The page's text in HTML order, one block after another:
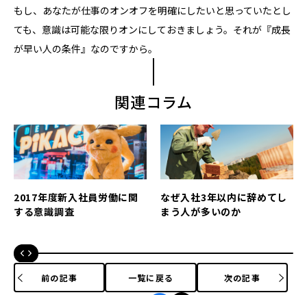
もし、あなたが仕事のオンオフを明確にしたいと思っていたとし
ても、意識は可能な限りオンにしておきましょう。それが『成長
が早い人の条件』なのですから。
関連コラム
2017年度新入社員労働に関
する意識調査
なぜ入社3年以内に辞めてし
まう人が多いのか
前の記事 一覧に戻る 次の記事